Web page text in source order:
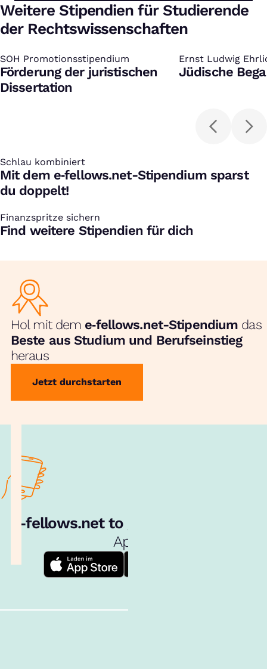
Weitere Stipendien für Studierende
der Rechtswissenschaften
SOH Promotionsstipendium
:
Förderung der juristischen
Dissertation
Ernst Ludwig
:
Jüdische
Schlau kombiniert
:
Mit dem e‑fellows.net-Stipendium sparst
du doppelt!
Finanzspritze sichern
:
Find weitere Stipendien für dich
Hol mit dem e‑fellows.net-Stipendium das
Beste aus Studium und Berufseinstieg
heraus
Jetzt durchstarten
e‑fellows.net to go:
App!